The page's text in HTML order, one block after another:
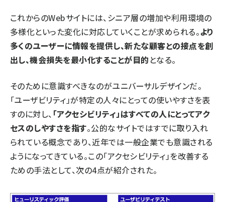
これからのWebサイトには、シニア層の増加や利用環境の
多様化といった変化に対応していくことが求められる。より
多くのユーザーに情報を提供し、新たな顧客との接点を創
出し、機会損失を最小化することが目的 となる。
そのために意識すべきなのがユニバーサルデザインだ。
「ユーザビリティ」が特定の人々にとっての使いやすさを表
すのに対し、 「アクセシビリティ」はすべての人にとってアク
セスのしやすさを指す。公的なサイトではすでに取り入れ
られている概念であり、近年では一般企業でも意識される
ようになってきている。この「アクセシビリティ」を改善する
ための手法として、次の4点が紹介された。